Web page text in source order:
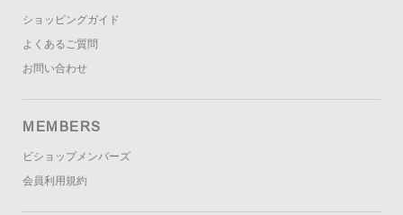
ショッピングガイド
よくあるご質問
お問い合わせ
MEMBERS
ビショップメンバーズ
会員利用規約